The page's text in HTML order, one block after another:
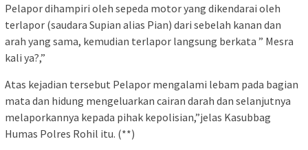
Pelapor dihampiri oleh sepeda motor yang dikendarai oleh
terlapor (saudara Supian alias Pian) dari sebelah kanan dan
arah yang sama, kemudian terlapor langsung berkata ” Mesra
kali ya?,”
Atas kejadian tersebut Pelapor mengalami lebam pada bagian
mata dan hidung mengeluarkan cairan darah dan selanjutnya
melaporkannya kepada pihak kepolisian,”jelas Kasubbag
Humas Polres Rohil itu. (**)